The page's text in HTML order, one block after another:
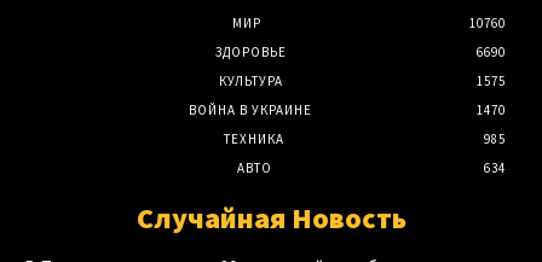
МИР
10760
ЗДОРОВЬЕ
6690
КУЛЬТУРА
1575
ВОЙНА В УКРАИНЕ
1470
ТЕХНИКА
985
АВТО
634
Случайная Новость